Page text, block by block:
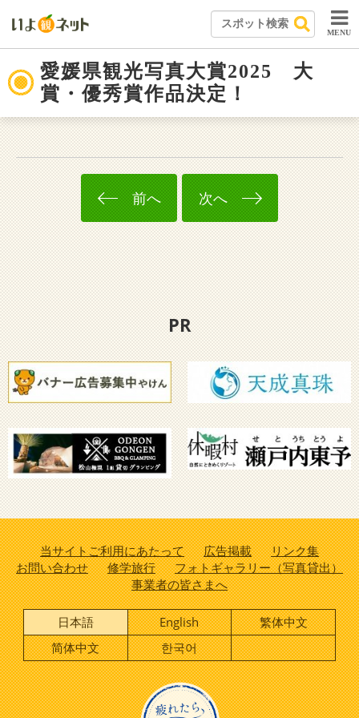
MENU
愛媛県観光写真大賞2025 大
賞・優秀賞作品決定！
前へ 次へ
PR
当サイトご利用にあたって 広告掲載
リンク集
お問い合わせ
修学旅行
フォトギャラリー（写真貸出）
事業者の皆さまへ
日本語 English
繁体中文
简体中文
한국어